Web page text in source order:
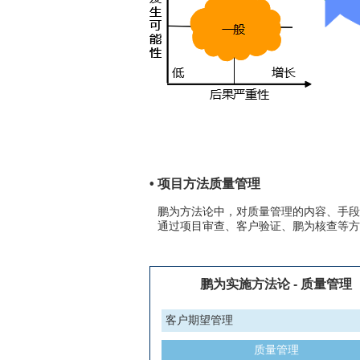
• 项目方法质量管理
鹏为方法论中，对质量管理的内容、手
通过项目审查、客户验证、鹏为核查等
鹏为实施方法论 - 质量管理
客户期望管理
质量管理